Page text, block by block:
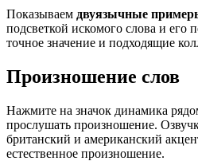
Показываем двуязычные
подсветкой искомого слова и
точное значение и подходящие
Произношение слов
Нажмите на значок динамика
прослушать произношение.
британский и американский
естественное произношение.